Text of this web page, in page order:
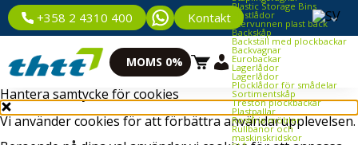
Hantera samtycke för cookies
Vi använder cookies för att förbättra användarupplevelsen.
+358 2 4310 400 Kontakt
Plastic Storage Bins
Plastlådor
Återvunnen plast back
Backskåp
Backställ med plockbackar
Backvagnar
Eurobackar
Lagerlådor
Lagerlådor
Plocklådor för smådelar
Sortimentskåp
Treston plockbackar
Plastpallar
Rostfria möbler
Rullbanor och
maskinskridskor
MOMS 0%